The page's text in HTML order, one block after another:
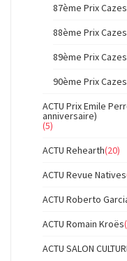
87ème Prix
88ème Prix
89ème Prix
90ème Prix
ACTU Prix Emile
anniversaire)
(5)
ACTU Rehearth(20)
ACTU Revue Natives
ACTU Roberto
ACTU Romain Kroës
ACTU SALON